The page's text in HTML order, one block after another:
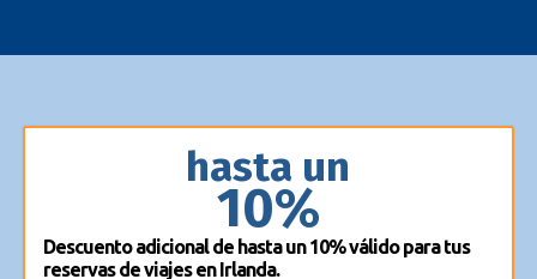
hasta un
10%
Descuento adicional de hasta un 10% válido para tus
reservas de viajes en Irlanda.